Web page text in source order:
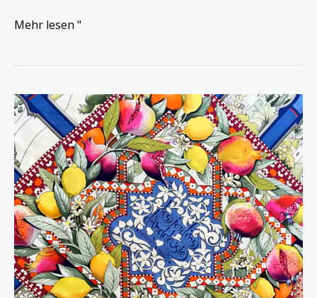
Mehr lesen "
Hermès
vs
Pucci:
The
Tale
of
2
Famous
Icons
in
Silk
Scarves